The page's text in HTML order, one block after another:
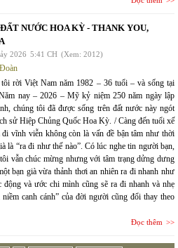
NƯỚC HOA KỲ - THANK YOU,
2026 5:41 CH (Xem: 2012)
rời Việt Nam năm 1982 – 36 tuổi – và sống tại
nay – 2026 – Mỹ kỷ niệm 250 năm ngày lập
chúng tôi đã được sống trên đất nước này ngót
sử Hiệp Chủng Quốc Hoa Kỳ. / Càng đến tuổi xế
vĩnh viễn không còn là vấn đề bận tâm như thời
là “ra đi như thế nào”. Có lúc nghe tin người bạn,
vẫn chúc mừng nhưng với tâm trạng dửng dưng
bạn già vừa thảnh thơi an nhiên ra đi nhanh như
và ước chi mình cũng sẽ ra đi nhanh và nhẹ
canh cánh” của đời người cũng đổi thay theo
Đọc thêm